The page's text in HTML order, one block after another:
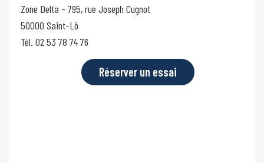
Zone Delta - 795, rue Joseph Cugnot
50000 Saint-Lô
Tél. 02 53 78 74 76
Réserver un essai